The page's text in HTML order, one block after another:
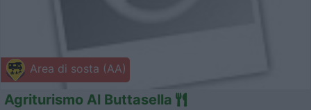
Area di sosta (AA)
Agriturismo Al Buttasella